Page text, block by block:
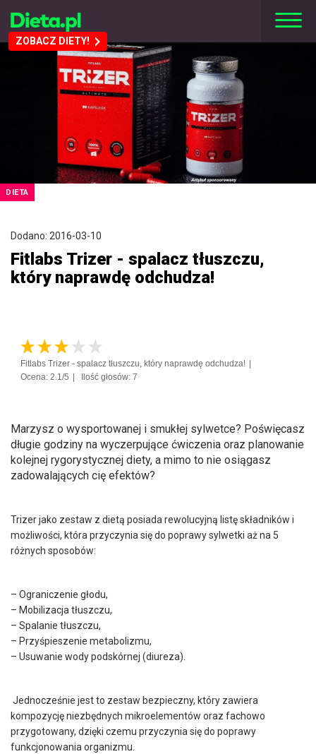
ZOBACZ DIETY!
DIETA
Dodano: 2016-03-10
Fitlabs Trizer - spalacz tłuszczu,
który naprawdę odchudza!
Fitlabs Trizer - spalacz tłuszczu, który naprawdę odchudza!
Ocena: 2.1/5
Ilość głosów: 7
Marzysz o wysportowanej i smukłej sylwetce? Poświęcasz
długie godziny na wyczerpujące ćwiczenia oraz planowanie
kolejnej rygorystycznej diety, a mimo to nie osiągasz
zadowalających cię efektów?
Trizer jako zestaw z dietą posiada rewolucyjną listę składników i
możliwości, która przyczynia się do poprawy sylwetki aż na 5
różnych sposobów:
– Ograniczenie głodu,
– Mobilizacja tłuszczu,
– Spalanie tłuszczu,
– Przyśpieszenie metabolizmu,
– Usuwanie wody podskórnej (diureza).
Jednocześnie jest to zestaw bezpieczny, który zawiera
kompozycję niezbędnych mikroelementów oraz fachowo
przygotowany, dzięki czemu przyczynia się do poprawy
funkcjonowania organizmu.